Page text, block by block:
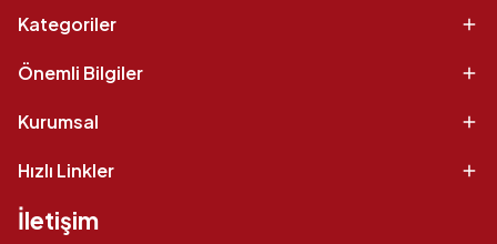
Kategoriler
Önemli Bilgiler
Kurumsal
Hızlı Linkler
İletişim